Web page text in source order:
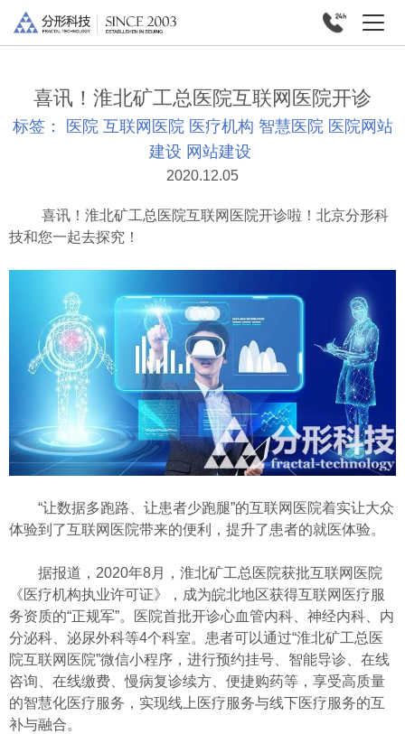
喜讯！淮北矿工总医院互联网医院开诊
标签： 医院 互联网医院 医疗机构 智慧医院 医院网站
建设 网站建设
2020.12.05
喜讯！淮北矿工总医院互联网医院开诊啦！北京分形科
技和您一起去探究！
“让数据多跑路、让患者少跑腿”的互联网医院着实让大众
体验到了互联网医院带来的便利，提升了患者的就医体验。
据报道，2020年8月，淮北矿工总医院获批互联网医院
《医疗机构执业许可证》，成为皖北地区获得互联网医疗服
务资质的“正规军”。医院首批开诊心血管内科、神经内科、内
分泌科、泌尿外科等4个科室。患者可以通过“淮北矿工总医
院互联网医院”微信小程序，进行预约挂号、智能导诊、在线
咨询、在线缴费、慢病复诊续方、便捷购药等，享受高质量
的智慧化医疗服务，实现线上医疗服务与线下医疗服务的互
补与融合。